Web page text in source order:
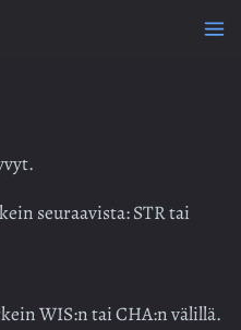
seuraavista: STR tai
WIS:n tai CHA:n välillä.